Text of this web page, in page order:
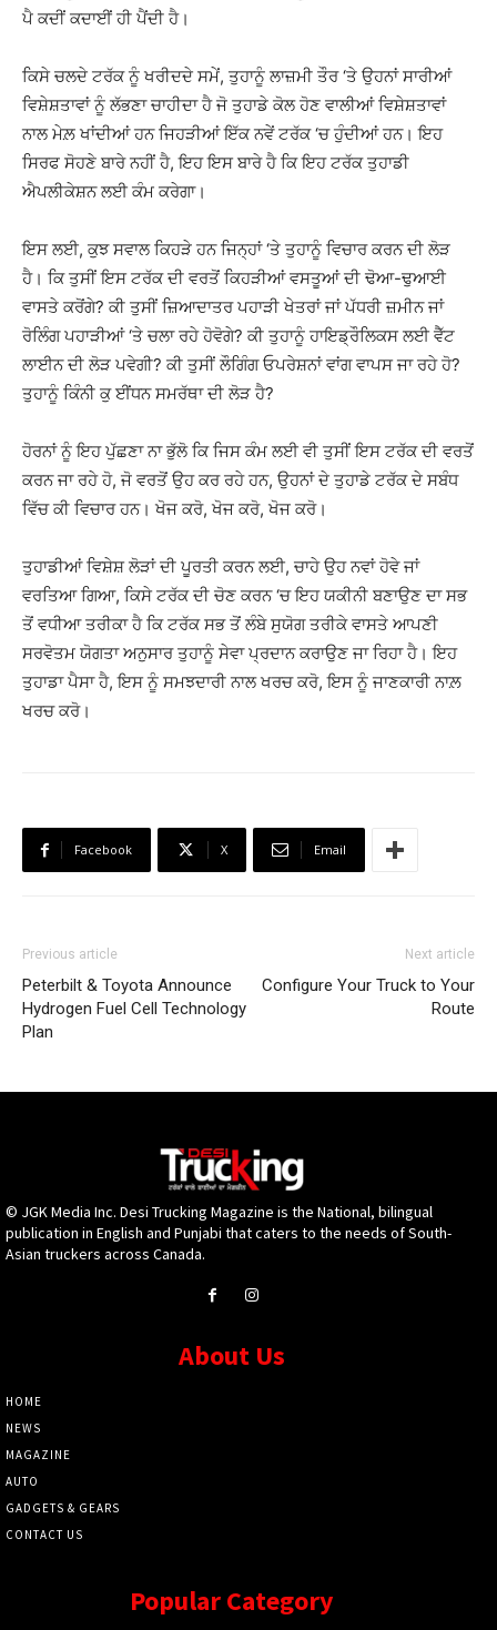
ਪੈ ਕਦੀਂ ਕਦਾਈਂ ਹੀ ਪੈਂਦੀ ਹੈ।
ਕਿਸੇ ਚਲਦੇ ਟਰੱਕ ਨੂੰ ਖਰੀਦਦੇ ਸਮੇਂ, ਤੁਹਾਨੂੰ ਲਾਜ਼ਮੀ ਤੌਰ ‘ਤੇ ਉਹਨਾਂ ਸਾਰੀਆਂ
ਵਿਸ਼ੇਸ਼ਤਾਵਾਂ ਨੂੰ ਲੱਭਣਾ ਚਾਹੀਦਾ ਹੈ ਜੋ ਤੁਹਾਡੇ ਕੋਲ ਹੋਣ ਵਾਲੀਆਂ ਵਿਸ਼ੇਸ਼ਤਾਵਾਂ
ਨਾਲ ਮੇਲ਼ ਖਾਂਦੀਆਂ ਹਨ ਜਿਹੜੀਆਂ ਇੱਕ ਨਵੇਂ ਟਰੱਕ ‘ਚ ਹੁੰਦੀਆਂ ਹਨ। ਇਹ
ਸਿਰਫ ਸੋਹਣੇ ਬਾਰੇ ਨਹੀਂ ਹੈ, ਇਹ ਇਸ ਬਾਰੇ ਹੈ ਕਿ ਇਹ ਟਰੱਕ ਤੁਹਾਡੀ
ਐਪਲੀਕੇਸ਼ਨ ਲਈ ਕੰਮ ਕਰੇਗਾ।
ਇਸ ਲਈ, ਕੁਝ ਸਵਾਲ ਕਿਹੜੇ ਹਨ ਜਿਨ੍ਹਾਂ ‘ਤੇ ਤੁਹਾਨੂੰ ਵਿਚਾਰ ਕਰਨ ਦੀ ਲੋੜ
ਹੈ। ਕਿ ਤੁਸੀਂ ਇਸ ਟਰੱਕ ਦੀ ਵਰਤੋਂ ਕਿਹੜੀਆਂ ਵਸਤੂਆਂ ਦੀ ਢੋਆ-ਢੁਆਈ
ਵਾਸਤੇ ਕਰੋਂਗੇ? ਕੀ ਤੁਸੀਂ ਜ਼ਿਆਦਾਤਰ ਪਹਾੜੀ ਖੇਤਰਾਂ ਜਾਂ ਪੱਧਰੀ ਜ਼ਮੀਨ ਜਾਂ
ਰੋਲਿੰਗ ਪਹਾੜੀਆਂ ‘ਤੇ ਚਲਾ ਰਹੇ ਹੋਵੋਗੇ? ਕੀ ਤੁਹਾਨੂੰ ਹਾਇਡ੍ਰੌਲਿਕਸ ਲਈ ਵੈੱਟ
ਲਾਈਨ ਦੀ ਲੋੜ ਪਵੇਗੀ? ਕੀ ਤੁਸੀਂ ਲੌਗਿੰਗ ਓਪਰੇਸ਼ਨਾਂ ਵਾਂਗ ਵਾਪਸ ਜਾ ਰਹੇ ਹੋ?
ਤੁਹਾਨੂੰ ਕਿੰਨੀ ਕੁ ਈਂਧਨ ਸਮਰੱਥਾ ਦੀ ਲੋੜ ਹੈ?
ਹੋਰਨਾਂ ਨੂੰ ਇਹ ਪੁੱਛਣਾ ਨਾ ਭੁੱਲੋ ਕਿ ਜਿਸ ਕੰਮ ਲਈ ਵੀ ਤੁਸੀਂ ਇਸ ਟਰੱਕ ਦੀ ਵਰਤੋਂ
ਕਰਨ ਜਾ ਰਹੇ ਹੋ, ਜੋ ਵਰਤੋਂ ਉਹ ਕਰ ਰਹੇ ਹਨ, ਉਹਨਾਂ ਦੇ ਤੁਹਾਡੇ ਟਰੱਕ ਦੇ ਸਬੰਧ
ਵਿੱਚ ਕੀ ਵਿਚਾਰ ਹਨ। ਖੋਜ ਕਰੋ, ਖੋਜ ਕਰੋ, ਖੋਜ ਕਰੋ।
ਤੁਹਾਡੀਆਂ ਵਿਸ਼ੇਸ਼ ਲੋੜਾਂ ਦੀ ਪੂਰਤੀ ਕਰਨ ਲਈ, ਚਾਹੇ ਉਹ ਨਵਾਂ ਹੋਵੇ ਜਾਂ
ਵਰਤਿਆ ਗਿਆ, ਕਿਸੇ ਟਰੱਕ ਦੀ ਚੋਣ ਕਰਨ ‘ਚ ਇਹ ਯਕੀਨੀ ਬਣਾਉਣ ਦਾ ਸਭ
ਤੋਂ ਵਧੀਆ ਤਰੀਕਾ ਹੈ ਕਿ ਟਰੱਕ ਸਭ ਤੋਂ ਲੰਬੇ ਸੁਯੋਗ ਤਰੀਕੇ ਵਾਸਤੇ ਆਪਣੀ
ਸਰਵੋਤਮ ਯੋਗਤਾ ਅਨੁਸਾਰ ਤੁਹਾਨੂੰ ਸੇਵਾ ਪ੍ਰਦਾਨ ਕਰਾਉਣ ਜਾ ਰਿਹਾ ਹੈ। ਇਹ
ਤੁਹਾਡਾ ਪੈਸਾ ਹੈ, ਇਸ ਨੂੰ ਸਮਝਦਾਰੀ ਨਾਲ ਖਰਚ ਕਰੋ, ਇਸ ਨੂੰ ਜਾਣਕਾਰੀ ਨਾਲ਼
ਖਰਚ ਕਰੋ।
Facebook X Email
Previous article
Peterbilt & Toyota Announce
Hydrogen Fuel Cell Technology
Plan
Next article
Configure Your Truck to Your
Route
© JGK Media Inc. Desi Trucking Magazine is the National, bilingual
publication in English and Punjabi that caters to the needs of South-
Asian truckers across Canada.
About Us
HOME
NEWS
MAGAZINE
AUTO
GADGETS & GEARS
CONTACT US
Popular Category